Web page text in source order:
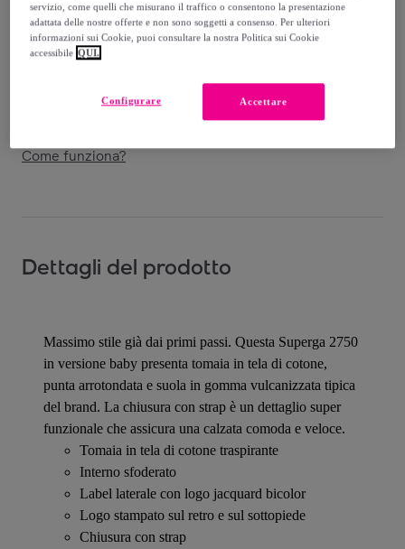
Consegna da7 €
Gratuita da 50 € di acquisto
Consegna: tra il10/08
Come funziona?
Dettagli del prodotto
Massimo stile già dai primi passi. Questa Superga 2750
in versione baby presenta tomaia in tela di cotone,
punta arrotondata e suola in gomma vulcanizzata tipica
del brand. La chiusura con strap è un dettaglio super
funzionale che assicura una calzata comoda e veloce.
Tomaia in tela di cotone traspirante
Interno sfoderato
Label laterale con logo jacquard bicolor
Logo stampato sul retro e sul sottopiede
Chiusura con strap
servizio, come quelli che misurano il traffico o consentono la presentazione
adattata delle nostre offerte e non sono soggetti a consenso. Per ulteriori
informazioni sui Cookie, puoi consultare la nostra Politica sui Cookie
accessibile QUI.
Accettare
Configurare